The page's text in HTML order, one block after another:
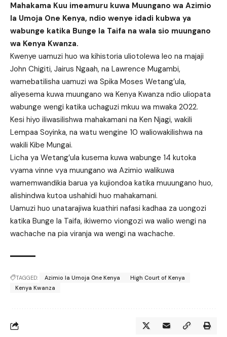
Mahakama Kuu imeamuru kuwa Muungano wa Azimio
la Umoja One Kenya, ndio wenye idadi kubwa ya
wabunge katika Bunge la Taifa na wala sio muungano
wa Kenya Kwanza.
Kwenye uamuzi huo wa kihistoria uliotolewa leo na majaji
John Chigiti, Jairus Ngaah, na Lawrence Mugambi,
wamebatilisha uamuzi wa Spika Moses Wetang’ula,
aliyesema kuwa muungano wa Kenya Kwanza ndio uliopata
wabunge wengi katika uchaguzi mkuu wa mwaka 2022.
Kesi hiyo iliwasilishwa mahakamani na Ken Njagi, wakili
Lempaa Soyinka, na watu wengine 10 waliowakilishwa na
wakili Kibe Mungai.
Licha ya Wetang’ula kusema kuwa wabunge 14 kutoka
vyama vinne vya muungano wa Azimio walikuwa
wamemwandikia barua ya kujiondoa katika muuungano huo,
alishindwa kutoa ushahidi huo mahakamani.
Uamuzi huo unatarajiwa kuathiri nafasi kadhaa za uongozi
katika Bunge la Taifa, ikiwemo viongozi wa walio wengi na
wachache na pia viranja wa wengi na wachache.
TAGGED: Azimio la Umoja One Kenya
High Court of Kenya
Kenya Kwanza